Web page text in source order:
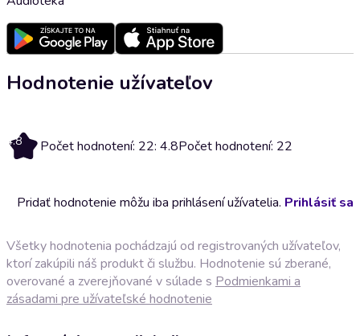
Hodnotenie užívateľov
4.8 Počet hodnotení: 22: 4.8Počet hodnotení: 22
Pridať hodnotenie môžu iba prihlásení užívatelia. Prihlásiť sa
Všetky hodnotenia pochádzajú od registrovaných užívateľov,
ktorí zakúpili náš produkt či službu. Hodnotenie sú zberané,
overované a zverejňované v súlade s Podmienkami a
zásadami pre užívateľské hodnotenie